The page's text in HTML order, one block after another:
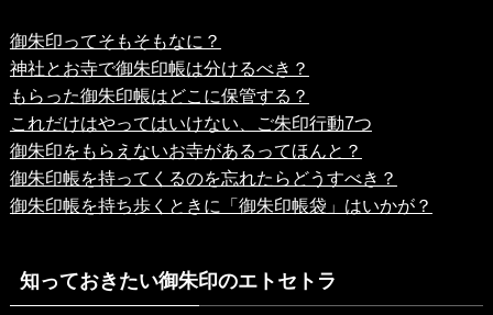
御朱印ってそもそもなに？
神社とお寺で御朱印帳は分けるべき？
もらった御朱印帳はどこに保管する？
これだけはやってはいけない、ご朱印行動7つ
御朱印をもらえないお寺があるってほんと？
御朱印帳を持ってくるのを忘れたらどうすべき？
御朱印帳を持ち歩くときに「御朱印帳袋」はいかが？
知っておきたい御朱印のエトセトラ